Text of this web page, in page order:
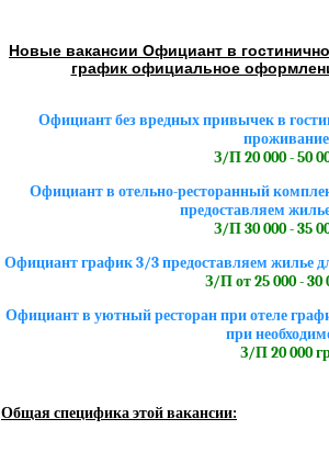
Новые вакансии Официант в
график официальное
Официант без вредных привычек в
З/П 20 000 - 50
Официант в отельно-ресторанный
предоставляем
З/П 30 000 - 35
Официант график 3/3 предоставляем жилье
З/П от 25 000 - 30
Официант в уютный ресторан при отеле
при
З/П 20 000
Общая специфика этой вакансии: